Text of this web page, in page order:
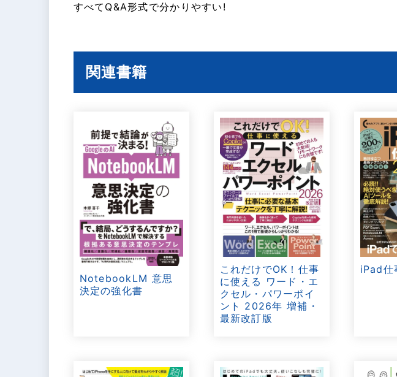
すべてQ&A形式で分かりやすい!
関連書籍
NotebookLM 意思
決定の強化書
これだけでOK！仕事
に使える ワード・エ
クセル・パワーポイ
ント 2026年 増補・
最新改訂版
iPad